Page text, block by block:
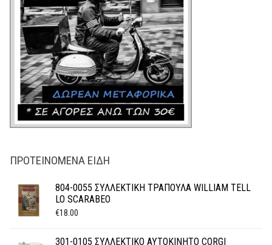
ΠΡΟΤΕΙΝΌΜΕΝΑ ΕΊΔΗ
804-0055 ΣΥΛΛΕΚΤΙΚΗ ΤΡΑΠΟΥΛΑ WILLIAM TELL
LO SCARABEO
€18.00
301-0105 ΣΥΛΛΕΚΤΙΚΟ ΑΥΤΟΚΙΝΗΤΟ CORGI